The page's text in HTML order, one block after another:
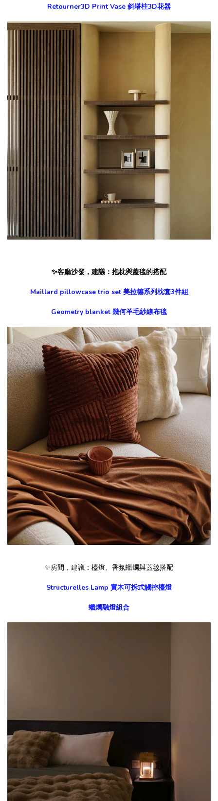
Retourner3D Print Vase 斜塔柱3D花器
✨客廳沙發，建議：抱枕與蓋毯的搭配
Maillard pillowcase trio set 美拉德系列枕套3件組
Geometry blanket 幾何羊毛紗線布毯
✨房間，建議：檯燈、香氛蠟燭與蓋毯搭配
Structurelles Lamp 實木可拆式觸控檯燈
蠟燭融燈組合